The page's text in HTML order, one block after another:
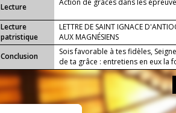
Lecture
Action de grâces dans les
Lecture
patristique
LETTRE DE SAINT IGNACE
AUX MAGNÉSIENS
Conclusion
Sois favorable à tes fidèles,
de ta grâce : entretiens en eux la